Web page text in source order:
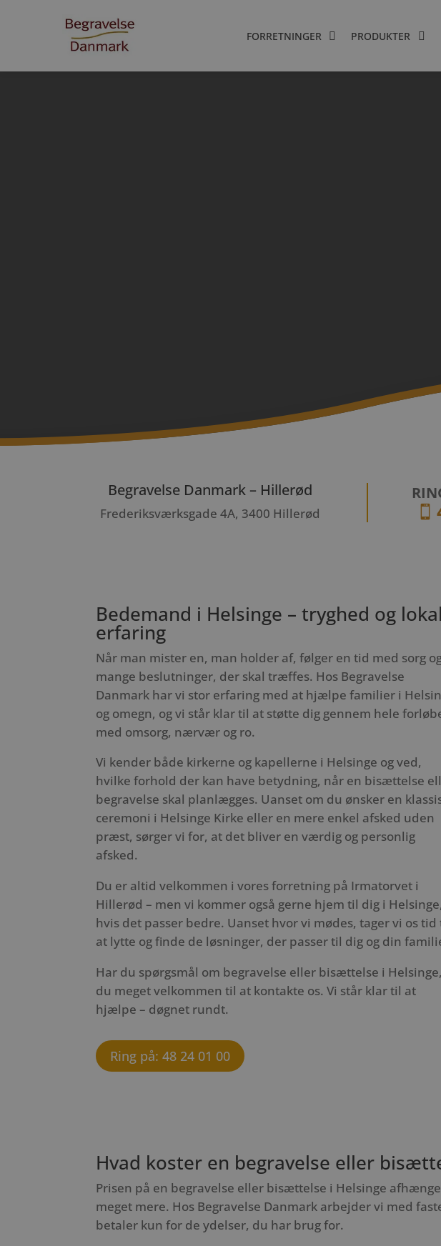
FORRETNINGER PRODUKTER
Begravelse Danmark – Hillerød
Frederiksværksgade 4A, 3400 Hillerød 
Bedemand i Helsinge – tryghed og lokal
erfaring
Når man mister en, man holder af, følger en tid med sorg
mange beslutninger, der skal træffes. Hos Begravelse
Danmark har vi stor erfaring med at hjælpe familier i
og omegn, og vi står klar til at støtte dig gennem hele
med omsorg, nærvær og ro.
Vi kender både kirkerne og kapellerne i Helsinge og ved,
hvilke forhold der kan have betydning, når en bisættelse
begravelse skal planlægges. Uanset om du ønsker en
ceremoni i Helsinge Kirke eller en mere enkel afsked uden
præst, sørger vi for, at det bliver en værdig og personlig
afsked.
Du er altid velkommen i vores forretning på Irmatorvet i
Hillerød – men vi kommer også gerne hjem til dig i Helsinge,
hvis det passer bedre. Uanset hvor vi mødes, tager vi os tid
at lytte og finde de løsninger, der passer til dig og din
Har du spørgsmål om begravelse eller bisættelse i
du meget velkommen til at kontakte os. Vi står klar til at
hjælpe – døgnet rundt.
Ring på: 48 24 01 00
Hvad koster en begravelse eller
Prisen på en begravelse eller bisættelse i Helsinge
meget mere. Hos Begravelse Danmark arbejder vi med
betaler kun for de ydelser, du har brug for.